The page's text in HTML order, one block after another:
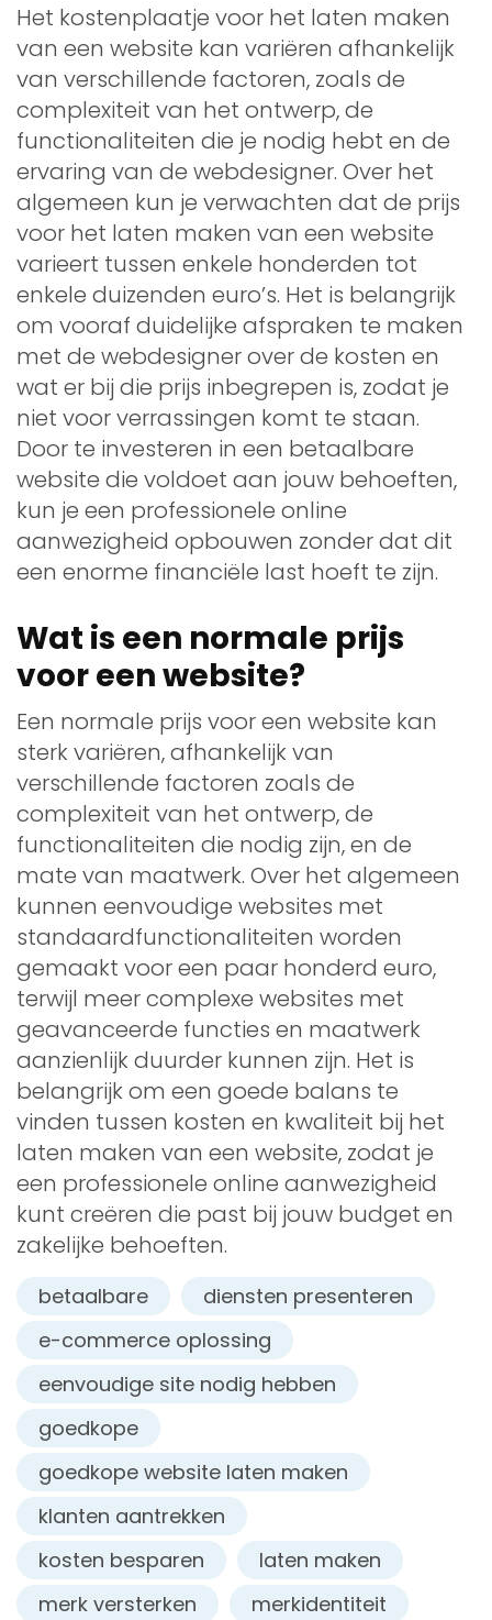
Het kostenplaatje voor het laten maken
van een website kan variëren afhankelijk
van verschillende factoren, zoals de
complexiteit van het ontwerp, de
functionaliteiten die je nodig hebt en de
ervaring van de webdesigner. Over het
algemeen kun je verwachten dat de prijs
voor het laten maken van een website
varieert tussen enkele honderden tot
enkele duizenden euro’s. Het is belangrijk
om vooraf duidelijke afspraken te maken
met de webdesigner over de kosten en
wat er bij die prijs inbegrepen is, zodat je
niet voor verrassingen komt te staan.
Door te investeren in een betaalbare
website die voldoet aan jouw behoeften,
kun je een professionele online
aanwezigheid opbouwen zonder dat dit
een enorme financiële last hoeft te zijn.
Wat is een normale prijs
voor een website?
Een normale prijs voor een website kan
sterk variëren, afhankelijk van
verschillende factoren zoals de
complexiteit van het ontwerp, de
functionaliteiten die nodig zijn, en de
mate van maatwerk. Over het algemeen
kunnen eenvoudige websites met
standaardfunctionaliteiten worden
gemaakt voor een paar honderd euro,
terwijl meer complexe websites met
geavanceerde functies en maatwerk
aanzienlijk duurder kunnen zijn. Het is
belangrijk om een goede balans te
vinden tussen kosten en kwaliteit bij het
laten maken van een website, zodat je
een professionele online aanwezigheid
kunt creëren die past bij jouw budget en
zakelijke behoeften.
betaalbare
diensten presenteren
e-commerce oplossing
eenvoudige site nodig hebben
goedkope
goedkope website laten maken
klanten aantrekken
kosten besparen
laten maken
merk versterken
merkidentiteit